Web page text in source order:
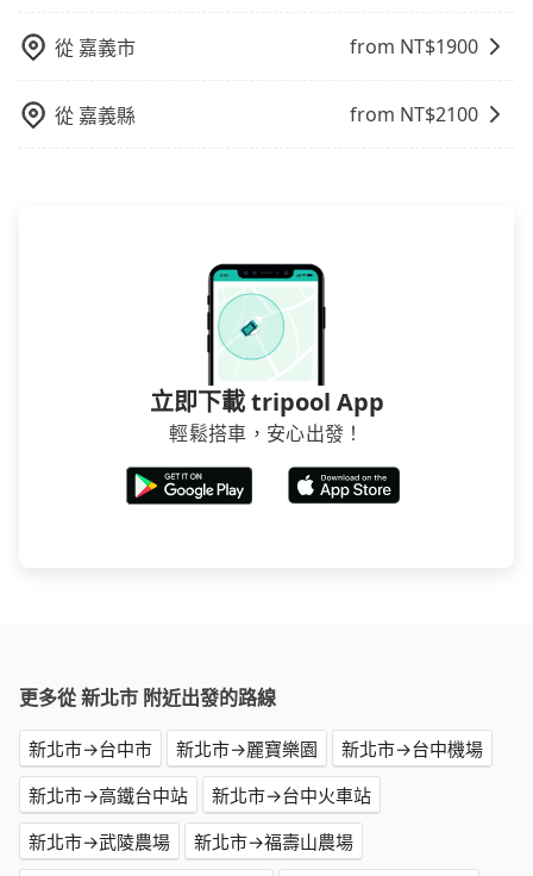
從 嘉義市 from NT$1900
從 嘉義縣 from NT$2100
立即下載 tripool App
輕鬆搭車，安心出發！
更多從 新北市 附近出發的路線
新北市→台中市 新北市→麗寶樂園
新北市→台中機場
新北市→高鐵台中站
新北市→台中火車站
新北市→武陵農場
新北市→福壽山農場